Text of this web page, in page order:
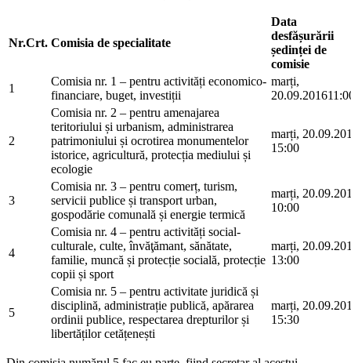
Nr.Crt. Comisia de specialitate
Data
desfășurării
ședinței de
comisie
1
Comisia nr. 1 – pentru activități economico-
financiare, buget, investiții
marți,
2
Comisia nr. 2 – pentru amenajarea
teritoriului și urbanism, administrarea
patrimoniului și ocrotirea monumentelor
istorice, agricultură, protecția mediului și
ecologie
marți,
15:00
3
Comisia nr. 3 – pentru comerț, turism,
servicii publice și transport urban,
gospodărie comunală și energie termică
marți,
10:00
4
Comisia nr. 4 – pentru activități social-
culturale, culte, învăţămant, sănătate,
familie, muncă și protecție socială, protecție
copii și sport
marți,
13:00
5
Comisia nr. 5 – pentru activitate juridică și
disciplină, administrație publică, apărarea
ordinii publice, respectarea drepturilor și
libertăților cetățenești
marți,
15:30